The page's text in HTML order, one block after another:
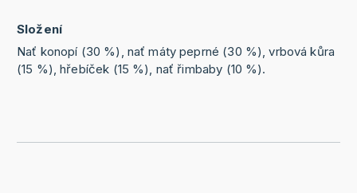
Složení
Nať konopí (30 %), nať máty peprné (30 %), vrbová kůra
(15 %), hřebíček (15 %), nať řimbaby (10 %).